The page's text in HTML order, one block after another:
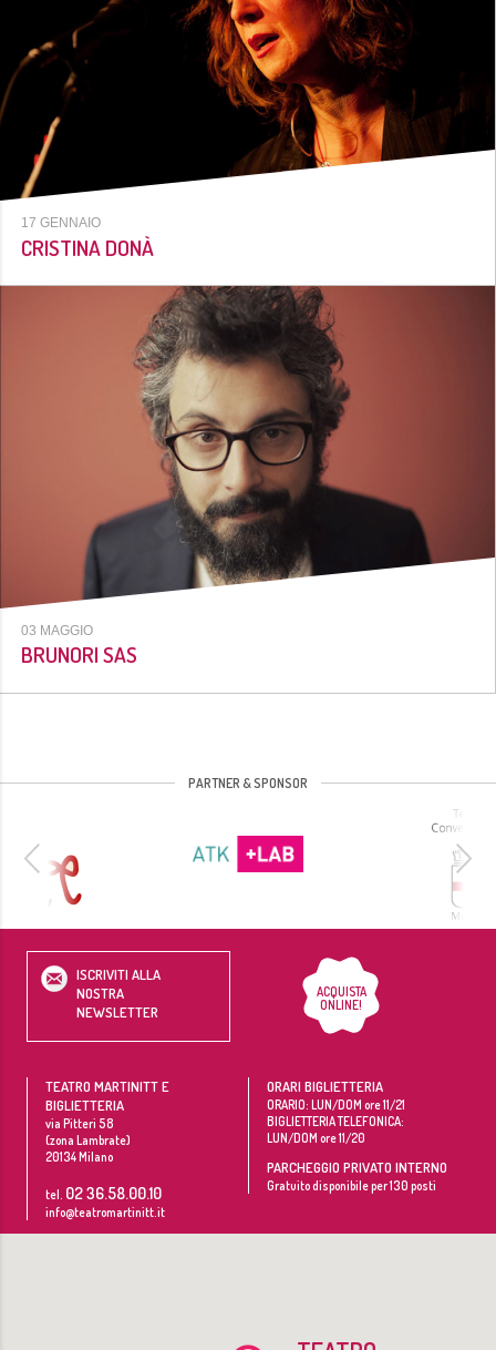
17 GENNAIO
CRISTINA DONÀ
03 MAGGIO
BRUNORI SAS
PARTNER & SPONSOR
ISCRIVITI ALLA
NOSTRA
NEWSLETTER
ACQUISTA
ONLINE!
TEATRO MARTINITT E
BIGLIETTERIA
via Pitteri 58
(zona Lambrate)
20134Milano
tel. 02 36.58.00.10
info@teatromartinitt.it
ORARI BIGLIETTERIA
ORARIO: LUN/DOM ore 11/21
BIGLIETTERIA TELEFONICA:
LUN/DOM ore 11/20
PARCHEGGIO PRIVATO INTERNO
Gratuito disponibile per 130 posti